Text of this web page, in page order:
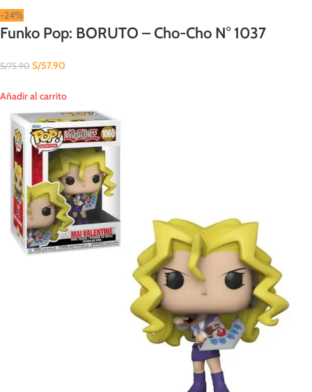
-24%
Funko Pop: BORUTO – Cho-Cho N° 1037
S/75.90 S/57.90
Añadir al carrito